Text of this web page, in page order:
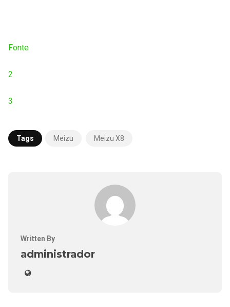
Fonte
2
3
Tags Meizu Meizu X8
Written By
administrador